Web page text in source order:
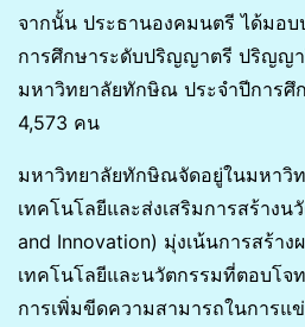
จากนั้น ประธานองคมนตรี ได้มอ
การศึกษาระดับปริญญาตรี ปริญญ
มหาวิทยาลัยทักษิณ ประจำปีการศึ
4,573 คน
มหาวิทยาลัยทักษิณจัดอยู่ในมหาวิ
เทคโนโลยีและส่งเสริมการสร้าง
and Innovation) มุ่งเน้นการสร้าง
เทคโนโลยีและนวัตกรรมที่ตอบโจ
การเพิ่มขีดความสามารถในการแ